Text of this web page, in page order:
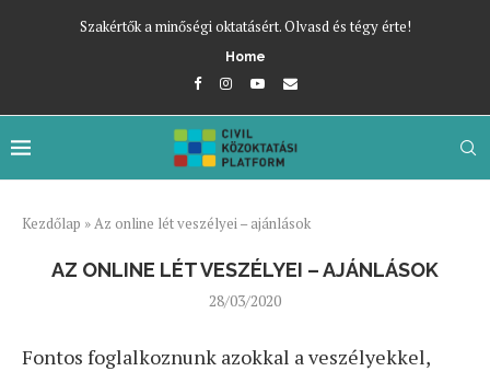
Szakértők a minőségi oktatásért. Olvasd és tégy érte!
Home
Kezdőlap »Az online lét veszélyei – ajánlások
AZ ONLINE LÉT VESZÉLYEI – AJÁNLÁSOK
28/03/2020
Fontos foglalkoznunk azokkal a veszélyekkel,